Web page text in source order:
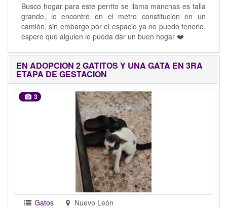
Busco hogar para este perrito se llama manchas es talla
grande, lo encontré en el metro constitución en un
camión, sin embargo por el espacio ya no puedo tenerlo,
espero que alguien le pueda dar un buen hogar ❤️
EN ADOPCION 2 GATITOS Y UNA GATA EN 3RA
ETAPA DE GESTACION
3
Gatos
Nuevo León